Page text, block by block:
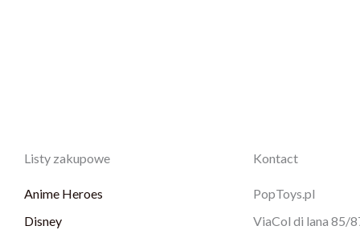
Listy zakupowe
Anime Heroes
Disney
Kontact
PopToys.pl
ViaCol di lana 85/